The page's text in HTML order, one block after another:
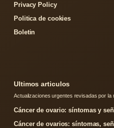
Privacy Policy
Politica de cookies
Boletin
Ultimos articulos
Actualizaciones urgentes revisadas por la
Cáncer de ovario: síntomas y
Cáncer de ovarios: síntomas,